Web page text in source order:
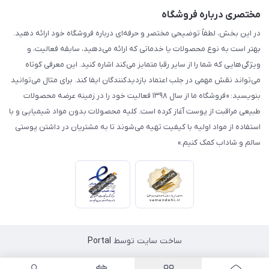
مختصری درباره فروشگاه
در این بخش، لطفاً توضیحی مختصر و حرفه‌ای درباره فروشگاه خود ارائه دهید.
بهتر است به نوع محصولات یا خدماتی که ارائه می‌دهید، سابقه فعالیت، و
ویژگی‌هایی که شما را از سایر رقبا متمایز می‌کند اشاره کنید. این معرفی کوتاه
می‌تواند نقش مهمی در جلب اعتماد بازدیدکنندگان ایفا کند. برای مثال می‌توانید
بنویسید: «فروشگاه ما از سال ۱۳۹۸ فعالیت خود را در زمینه عرضه محصولات
طبیعی مراقبت از پوست آغاز کرده است. کلیه محصولات بدون مواد شیمیایی و با
استفاده از مواد اولیه با کیفیت تهیه می‌شوند تا به مشتریان در داشتن پوستی
سالم و شاداب کمک کنیم.»
ساخت سایت توسط Portal